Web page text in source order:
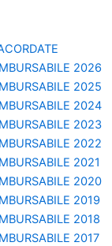
2026
2025
2024
2023
2022
2021
2020
2019
2018
2017